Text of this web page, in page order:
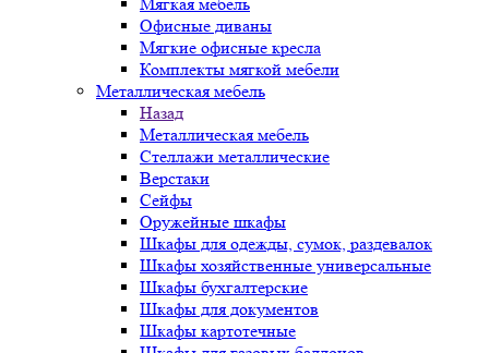
Офисные диваны
Мягкие офисные кресла
Комплекты мягкой мебели
Металлическая мебель
Назад
Металлическая мебель
Стеллажи металлические
Верстаки
Сейфы
Оружейные шкафы
Шкафы для одежды, сумок, раздевалок
Шкафы хозяйственные универсальные
Шкафы бухгалтерские
Шкафы для документов
Шкафы картотечные